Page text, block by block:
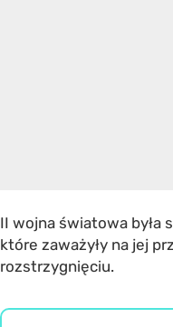
II wojna światowa była
które zaważyły na jej
rozstrzygnięciu.